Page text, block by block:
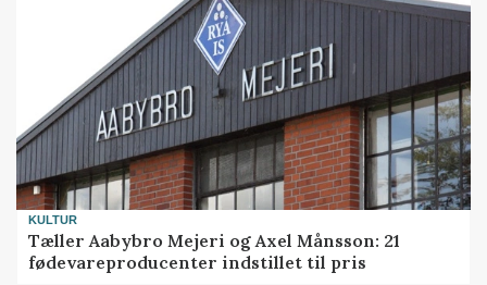
KULTUR
Tæller Aabybro Mejeri og Axel Månsson: 21
fødevareproducenter indstillet til pris